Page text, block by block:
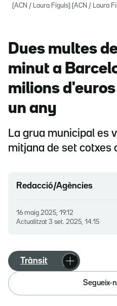
(ACN / Laura Fíguls) (ACN / Laura
Dues multes
minut a
milions
un any
La grua municipal es
mitjana de set cotxes
Redacció/Agències
16 maig 2025, 19.12
Actualitzat 3 set. 2025, 14.15
Trànsit
Segueix-